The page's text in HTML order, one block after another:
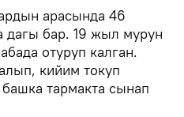
арасында 46
дагы бар. 19 жыл мурун
отуруп калган.
кийим токуп
тармакта сынап